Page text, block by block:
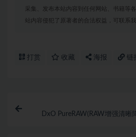
采集、发布本站内容到任何网站、书籍等
站内容侵犯了原著者的合法权益，可联系我
打赏 收藏 海报 链
DxO PureRAW(RAW增强清晰